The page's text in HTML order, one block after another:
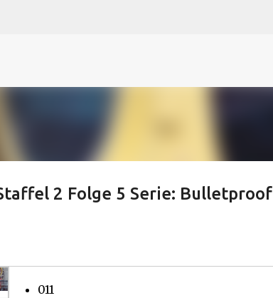
2 Folge 5 Serie: Bulletproof
011